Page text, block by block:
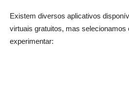
Existem diversos aplicativos
virtuais gratuitos, mas
experimentar: